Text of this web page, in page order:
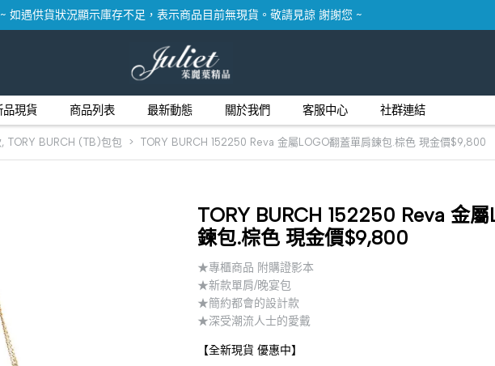
~ 如遇供貨狀況顯示庫存不足，表示商品目前無現貨。敬請見諒 謝謝您 ~
品現貨 商品列表 最新動態 關於我們 客服中心 社群連結
, TORY BURCH (TB)包包 TORY BURCH 152250 Reva 金屬LOGO翻蓋單肩鍊包.棕色 現金價$9,800
TORY BURCH 152250 Reva 金
鍊包.棕色 現金價$9,800
★專櫃商品 附購證影本
★新款單肩/晚宴包
★簡約都會的設計款
★深受潮流人士的愛戴
【全新現貨 優惠中】